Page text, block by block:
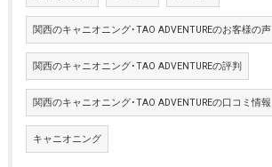
関西のキャニオニング･TAO ADVENTUREのお客様の声
関西のキャニオニング･TAO ADVENTUREの評判
関西のキャニオニング･TAO ADVENTUREの口コミ情報
キャニオニング